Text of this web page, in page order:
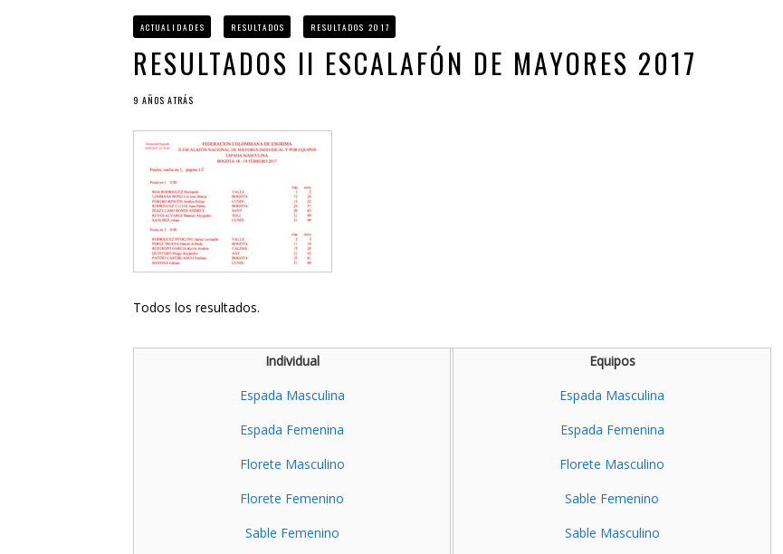
ACTUALIDADES RESULTADOS RESULTADOS 2017
RESULTADOS II ESCALAFÓN DE MAYORES 2017
9 AÑOS ATRÁS
Todos los resultados.
Individual
Espada Masculina
Espada Femenina
Florete Masculino
Florete Femenino
Sable Femenino
Equipos
Espada Masculina
Espada Femenina
Florete Masculino
Sable Femenino
Sable Masculino